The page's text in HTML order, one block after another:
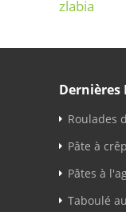
zlabia
Dernières
Roulades
Pâte à
Pâtes à
Taboulé